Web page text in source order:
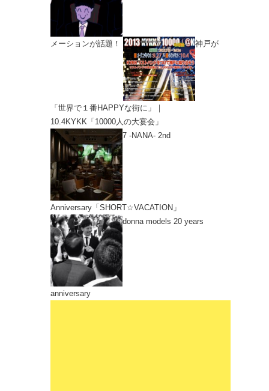
メーションが話題！ 神戸が
「世界で１番HAPPYな街に」｜
10.4KYKK「10000人の大宴会」
7 -NANA- 2nd
Anniversary「SHORT☆VACATION」
donna models 20 years
anniversary